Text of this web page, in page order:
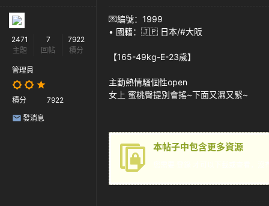
2471
主題
7
回帖
7922
積分
管理員
積分 7922
發消息
💌編號：1999
• 國籍：🇯🇵 日本/#大阪
【165-49kg-E-23歲】
主動熱情騷個性open
女上 蜜桃臀提別會搖~下面又濕又緊~
本帖子中包含更多資源